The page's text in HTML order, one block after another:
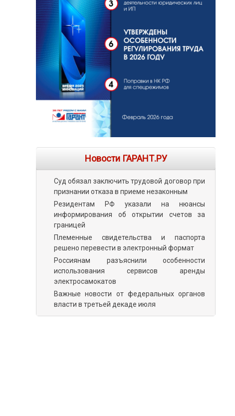
Новости ГАРАНТ.РУ
Суд обязал заключить трудовой договор при
признании отказа в приеме незаконным
Резидентам РФ указали на нюансы
информирования об открытии счетов за
границей
Племенные свидетельства и паспорта
решено перевести в электронный формат
Россиянам разъяснили особенности
использования сервисов аренды
электросамокатов
Важные новости от федеральных органов
власти в третьей декаде июля